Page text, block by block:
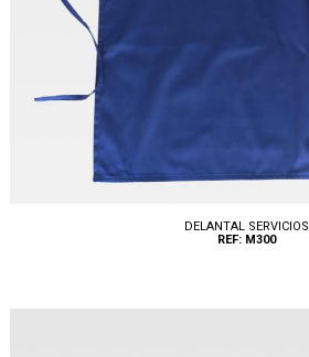
DELANTAL SERVICIOS
REF: M300